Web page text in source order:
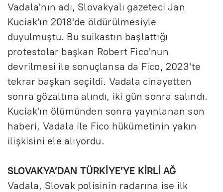
Vadala'nın adı, Slovakyalı gazeteci Jan
Kuciak'ın 2018'de öldürülmesiyle
duyulmuştu. Bu suikastın başlattığı
protestolar başkan Robert Fico'nun
devrilmesi ile sonuçlansa da Fico, 2023'te
tekrar başkan seçildi. Vadala cinayetten
sonra gözaltına alındı, iki gün sonra salındı.
Kuciak'ın ölümünden sonra yayınlanan son
haberi, Vadala ile Fico hükümetinin yakın
ilişkisini ele alıyordu.
SLOVAKYA’DAN TÜRKİYE’YE KİRLİ AĞ
Vadala, Slovak polisinin radarına ise ilk